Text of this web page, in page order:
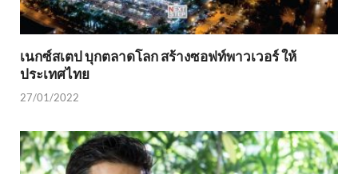
เนกซ์สเตป บุกตลาดโลก สร้างซอฟท์พาวเวอร์ ให้
ประเทศไทย
27/01/2022